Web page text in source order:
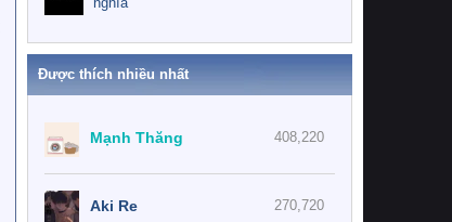
Được thích nhiều nhất
408,220
Mạnh Thăng
270,720
Aki Re